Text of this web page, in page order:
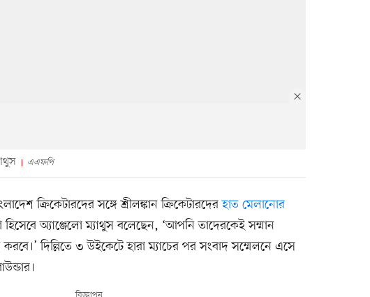
এএফপি
ক্রিকেটারদের সঙ্গে শ্রীলঙ্কান ক্রিকেটারদেরহাত মেলানোর
হিসেবে অ্যাঞ্জেলো ম্যাথুস বলেছেন, ‘আপনি তাদেরকেই সম্মান
দিল্লিতে ৩ উইকেটে হারা ম্যাচের পর সংবাদ সম্মেলনে এসে